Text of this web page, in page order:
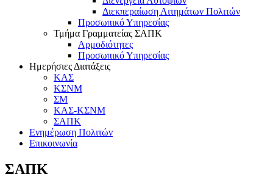
Διεκπεραίωση Αιτημάτων Πολιτών
Προσωπικό Υπηρεσίας
Τμήμα Γραμματείας ΣΑΠΚ
Αρμοδιότητες
Προσωπικό Υπηρεσίας
Ημερήσιες Διατάξεις
ΚΑΣ
ΚΣΝΜ
ΣΜ
ΚΑΣ-ΚΣΝΜ
ΣΑΠΚ
Ενημέρωση Πολιτών
Επικοινωνία
ΣΑΠΚ